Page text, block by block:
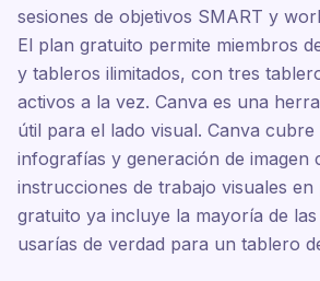
sesiones de objetivos SMART y
El plan gratuito permite miembros
y tableros ilimitados, con tres
activos a la vez. Canva es una
útil para el lado visual. Canva cubre
infografías y generación de imagen
instrucciones de trabajo visuales
gratuito ya incluye la mayoría de
usarías de verdad para un tablero